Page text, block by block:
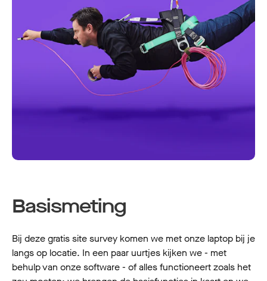
Basismeting
Bij deze gratis site survey komen we met onze laptop bij je
langs op locatie. In een paar uurtjes kijken we - met
behulp van onze software - of alles functioneert zoals het